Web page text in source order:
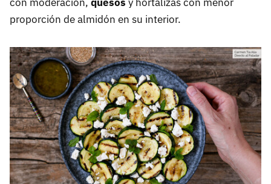
proporción de almidón en su interior.